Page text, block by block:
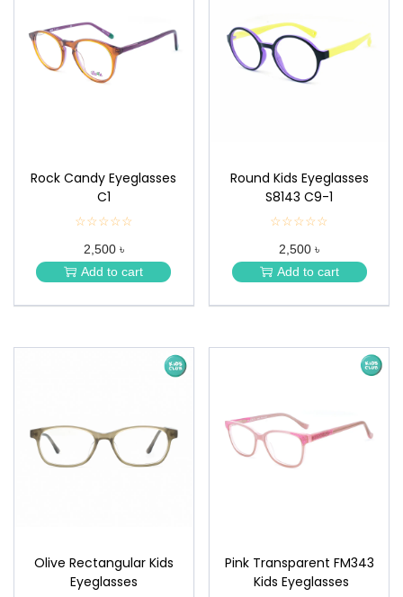
Rock Candy Eyeglasses
C1
☆☆☆☆☆
★
★
★
★
2,500 ৳
Add to cart
Round Kids Eyeglasses
S8143 C9-1
☆☆☆☆☆
★
★
★
★
2,500 ৳
Add to cart
Olive Rectangular Kids
Eyeglasses
Pink Transparent FM343
Kids Eyeglasses